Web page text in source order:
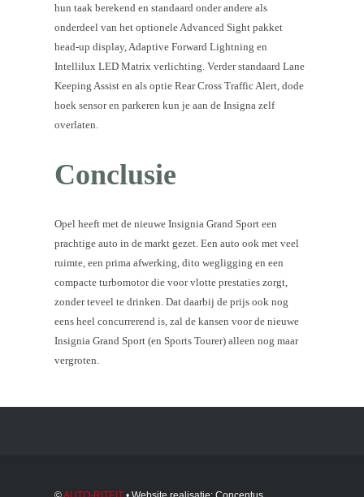
hun taak berekend en standaard onder andere als
onderdeel van het optionele Advanced Sight pakket
head-up display, Adaptive Forward Lightning en
Intellilux LED Matrix verlichting. Verder standaard Lane
Keeping Assist en als optie Rear Cross Traffic Alert, dode
hoek sensor en parkeren kun je aan de Insigna zelf
overlaten.
Conclusie
Opel heeft met de nieuwe Insignia Grand Sport een
prachtige auto in de markt gezet. Een auto ook met veel
ruimte, een prima afwerking, dito wegligging en een
compacte turbomotor die voor vlotte prestaties zorgt,
zonder teveel te drinken. Dat daarbij de prijs ook nog
eens heel concurrerend is, zal de kansen voor de nieuwe
Insignia Grand Sport (en Sports Tourer) alleen nog maar
vergroten.